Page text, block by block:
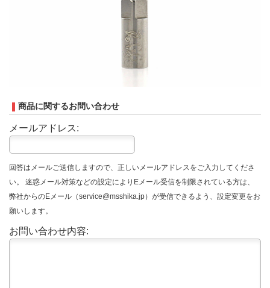
商品に関するお問い合わせ
メールアドレス:
回答はメールご送信しますので、正しいメールアドレスをご入力してくださ
い。 迷惑メール対策などの設定によりEメール受信を制限されている方は、
弊社からのEメール（service@msshika.jp）が受信できるよう、設定変更をお
願いします。
お問い合わせ内容: